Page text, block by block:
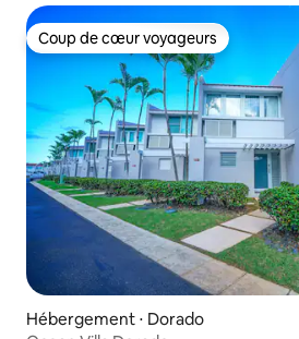
Coup de cœur voyageurs
Coup de cœur voyageurs
Hébergement ⋅ Dorado